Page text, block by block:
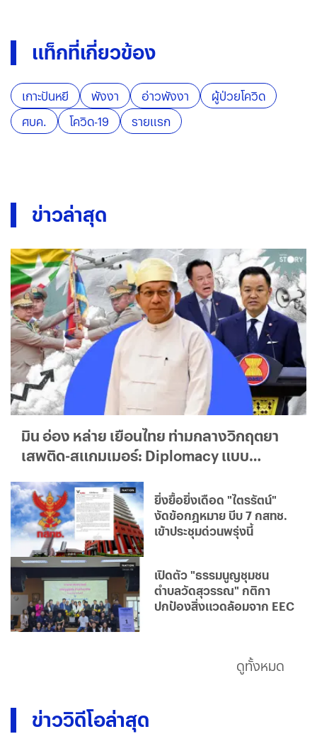
แท็กที่เกี่ยวข้อง
เกาะปันหยี พังงา อ่าวพังงา
ผู้ป่วยโควิด
ศบค.
โควิด-19 รายแรก
ข่าวล่าสุด
มิน อ่อง หล่าย เยือนไทย ท่ามกลางวิกฤตยา
เสพติด-สแกมเมอร์: Diplomacy แบบ
ยิ่งยื้อยิ่งเดือด "ไตรรัตน์"
งัดข้อกฎหมาย บีบ 7 กสทช.
เข้าประชุมด่วนพรุ่งนี้
เปิดตัว "ธรรมนูญชุมชน
ตำบลวัดสุวรรณ" กติกา
ปกป้องสิ่งแวดล้อมจาก EEC
ดูทั้งหมด
ข่าววิดีโอล่าสุด